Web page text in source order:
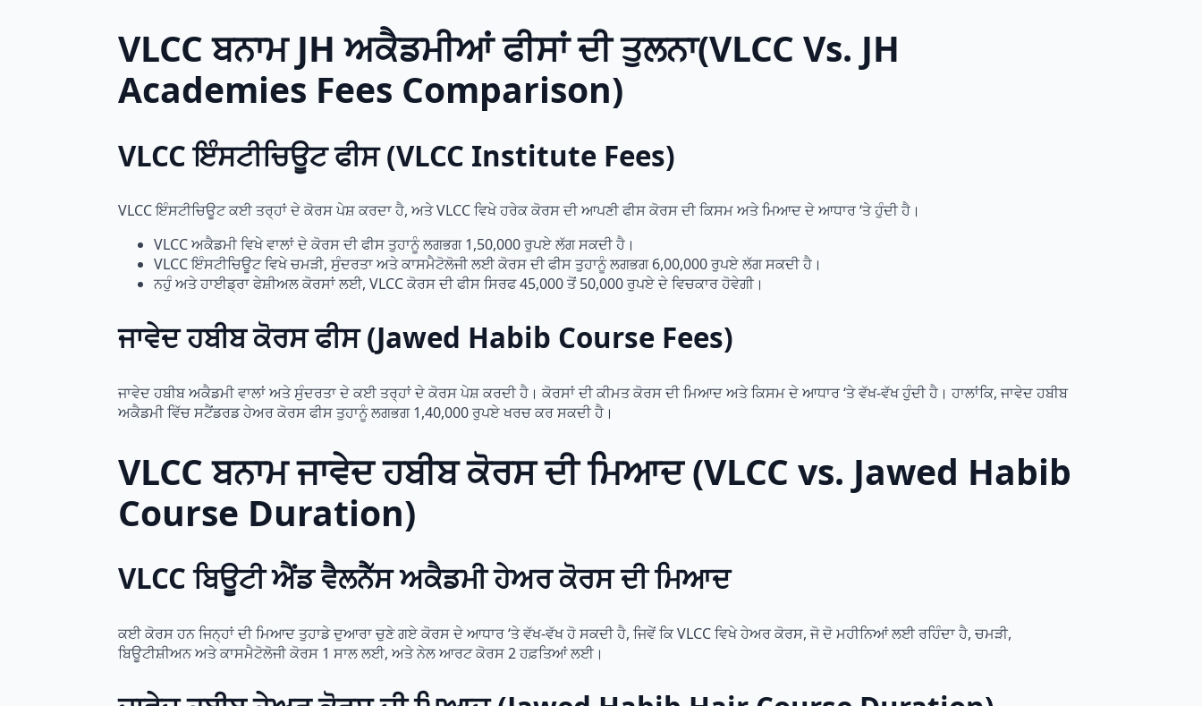
VLCC ਬਨਾਮ JH ਅਕੈਡਮੀਆਂ ਫੀਸਾਂ ਦੀ ਤੁਲਨਾ(VLCC Vs. JH
Academies Fees Comparison)
VLCC ਇੰਸਟੀਚਿਊਟ ਫੀਸ (VLCC Institute Fees)
VLCC ਇੰਸਟੀਚਿਊਟ ਕਈ ਤਰ੍ਹਾਂ ਦੇ ਕੋਰਸ ਪੇਸ਼ ਕਰਦਾ ਹੈ, ਅਤੇ VLCC ਵਿਖੇ ਹਰੇਕ ਕੋਰਸ ਦੀ ਆਪਣੀ ਫੀਸ ਕੋਰਸ ਦੀ ਕਿਸਮ ਅਤੇ ਮਿਆਦ ਦੇ ਆਧਾਰ ‘ਤੇ ਹੁੰਦੀ ਹੈ।
VLCC ਅਕੈਡਮੀ ਵਿਖੇ ਵਾਲਾਂ ਦੇ ਕੋਰਸ ਦੀ ਫੀਸ ਤੁਹਾਨੂੰ ਲਗਭਗ 1,50,000 ਰੁਪਏ ਲੱਗ ਸਕਦੀ ਹੈ।
VLCC ਇੰਸਟੀਚਿਊਟ ਵਿਖੇ ਚਮੜੀ, ਸੁੰਦਰਤਾ ਅਤੇ ਕਾਸਮੈਟੋਲੋਜੀ ਲਈ ਕੋਰਸ ਦੀ ਫੀਸ ਤੁਹਾਨੂੰ ਲਗਭਗ 6,00,000 ਰੁਪਏ ਲੱਗ ਸਕਦੀ ਹੈ।
ਨਹੁੰ ਅਤੇ ਹਾਈਡ੍ਰਾ ਫੇਸ਼ੀਅਲ ਕੋਰਸਾਂ ਲਈ, VLCC ਕੋਰਸ ਦੀ ਫੀਸ ਸਿਰਫ 45,000 ਤੋਂ 50,000 ਰੁਪਏ ਦੇ ਵਿਚਕਾਰ ਹੋਵੇਗੀ।
ਜਾਵੇਦ ਹਬੀਬ ਕੋਰਸ ਫੀਸ (Jawed Habib Course Fees)
ਜਾਵੇਦ ਹਬੀਬ ਅਕੈਡਮੀ ਵਾਲਾਂ ਅਤੇ ਸੁੰਦਰਤਾ ਦੇ ਕਈ ਤਰ੍ਹਾਂ ਦੇ ਕੋਰਸ ਪੇਸ਼ ਕਰਦੀ ਹੈ। ਕੋਰਸਾਂ ਦੀ ਕੀਮਤ ਕੋਰਸ ਦੀ ਮਿਆਦ ਅਤੇ ਕਿਸਮ ਦੇ ਆਧਾਰ ‘ਤੇ ਵੱਖ-ਵੱਖ ਹੁੰਦੀ ਹੈ। ਹਾਲਾਂਕਿ, ਜਾਵੇਦ ਹਬੀਬ
ਅਕੈਡਮੀ ਵਿੱਚ ਸਟੈਂਡਰਡ ਹੇਅਰ ਕੋਰਸ ਫੀਸ ਤੁਹਾਨੂੰ ਲਗਭਗ 1,40,000 ਰੁਪਏ ਖਰਚ ਕਰ ਸਕਦੀ ਹੈ।
VLCC ਬਨਾਮ ਜਾਵੇਦ ਹਬੀਬ ਕੋਰਸ ਦੀ ਮਿਆਦ (VLCC vs. Jawed Habib
Course Duration)
VLCC ਬਿਊਟੀ ਐਂਡ ਵੈਲਨੈੱਸ ਅਕੈਡਮੀ ਹੇਅਰ ਕੋਰਸ ਦੀ ਮਿਆਦ
ਕਈ ਕੋਰਸ ਹਨ ਜਿਨ੍ਹਾਂ ਦੀ ਮਿਆਦ ਤੁਹਾਡੇ ਦੁਆਰਾ ਚੁਣੇ ਗਏ ਕੋਰਸ ਦੇ ਆਧਾਰ ‘ਤੇ ਵੱਖ-ਵੱਖ ਹੋ ਸਕਦੀ ਹੈ, ਜਿਵੇਂ ਕਿ VLCC ਵਿਖੇ ਹੇਅਰ ਕੋਰਸ, ਜੋ ਦੋ ਮਹੀਨਿਆਂ ਲਈ ਰਹਿੰਦਾ ਹੈ, ਚਮੜੀ,
ਬਿਊਟੀਸ਼ੀਅਨ ਅਤੇ ਕਾਸਮੈਟੋਲੋਜੀ ਕੋਰਸ 1 ਸਾਲ ਲਈ, ਅਤੇ ਨੇਲ ਆਰਟ ਕੋਰਸ 2 ਹਫ਼ਤਿਆਂ ਲਈ।